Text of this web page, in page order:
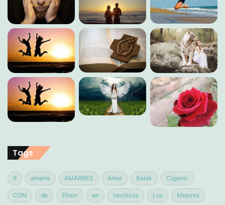
Tags
6 amarre AMARRES Amor Balak Cigarro:
CON de Efrain en hechizos Los Mejores